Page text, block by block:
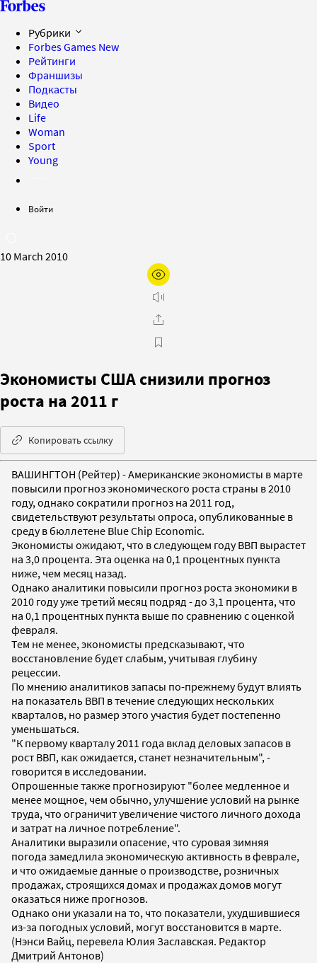
Рубрики
Forbes Games New
Рейтинги
Франшизы
Подкасты
Видео
Life
Woman
Sport
Young
Войти
10 March 2010
Экономисты США снизили прогноз
роста на 2011 г
Копировать ссылку
ВАШИНГТОН (Рейтер) - Американские экономисты в марте
повысили прогноз экономического роста страны в 2010
году, однако сократили прогноз на 2011 год,
свидетельствуют результаты опроса, опубликованные в
среду в бюллетене Blue Chip Economic.
Экономисты ожидают, что в следующем году ВВП вырастет
на 3,0 процента. Эта оценка на 0,1 процентных пункта
ниже, чем месяц назад.
Однако аналитики повысили прогноз роста экономики в
2010 году уже третий месяц подряд - до 3,1 процента, что
на 0,1 процентных пункта выше по сравнению с оценкой
февраля.
Тем не менее, экономисты предсказывают, что
восстановление будет слабым, учитывая глубину
рецессии.
По мнению аналитиков запасы по-прежнему будут влиять
на показатель ВВП в течение следующих нескольких
кварталов, но размер этого участия будет постепенно
уменьшаться.
"К первому кварталу 2011 года вклад деловых запасов в
рост ВВП, как ожидается, станет незначительным", -
говорится в исследовании.
Опрошенные также прогнозируют "более медленное и
менее мощное, чем обычно, улучшение условий на рынке
труда, что ограничит увеличение чистого личного дохода
и затрат на личное потребление".
Аналитики выразили опасение, что суровая зимняя
погода замедлила экономическую активность в феврале,
и что ожидаемые данные о производстве, розничных
продажах, строящихся домах и продажах домов могут
оказаться ниже прогнозов.
Однако они указали на то, что показатели, ухудшившиеся
из-за погодных условий, могут восстановится в марте.
(Нэнси Вайц, перевела Юлия Заславская. Редактор
Дмитрий Антонов)